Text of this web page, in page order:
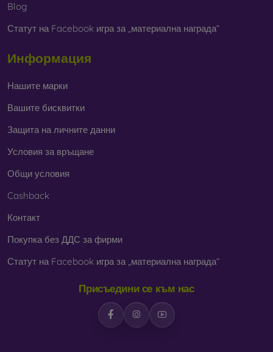
Blog
Статут на Facebook игра за „материална награда“
Информация
Нашите марки
Вашите бисквитки
Защита на личните данни
Условия за връщане
Общи условия
Cashback
Контакт
Покупка без ДДС за фирми
Статут на Facebook игра за „материална награда“
Присъедини се към нас